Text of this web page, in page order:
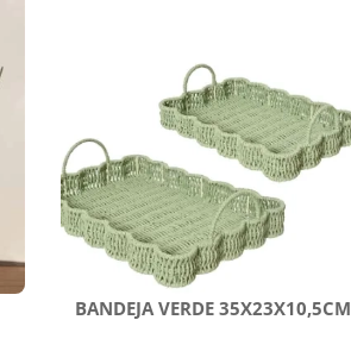
BANDEJA VERDE 35X23X10,5CM